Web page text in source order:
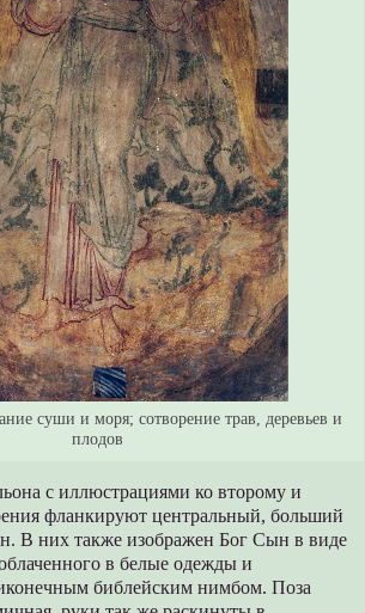
суши и моря; сотворение трав, деревьев и
плодов
с иллюстрациями ко второму и
фланкируют центральный, больший
В них также изображен Бог Сын в виде
в белые одежды и
библейским нимбом. Поза